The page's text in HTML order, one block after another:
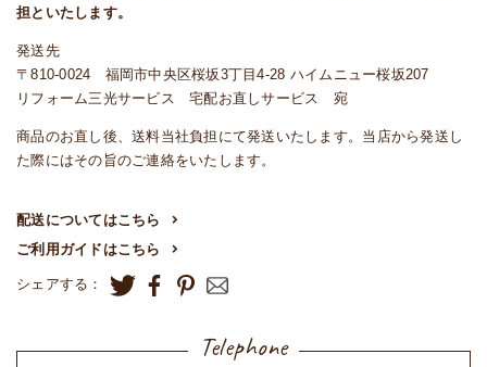
担といたします。
発送先
〒810-0024 福岡市中央区桜坂3丁目4-28 ハイムニュー桜坂207
リフォーム三光サービス 宅配お直しサービス 宛
商品のお直し後、送料当社負担にて発送いたします。当店から発送し
た際にはその旨のご連絡をいたします。
配送についてはこちら
ご利用ガイドはこちら
シェアする：
Telephone